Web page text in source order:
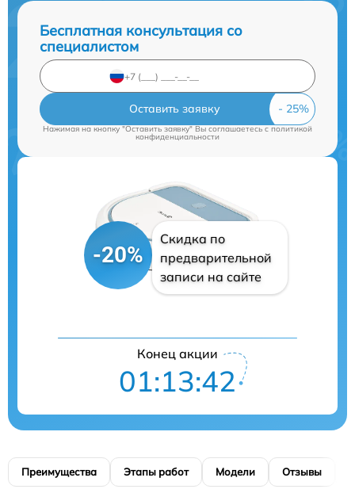
Бесплатная консультация со
специалистом
Оставить заявку
Нажимая на кнопку "Оставить заявку" Вы соглашаетесь c политикой
конфиденциальности
-20%
Скидка по
предварительной
записи на сайте
Конец акции
01:13:41
Преимущества Этапы работ Модели Отзывы